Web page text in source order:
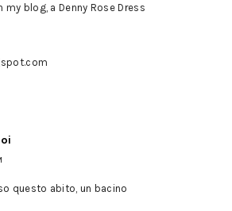
blog, a Denny Rose Dress
questo abito, un bacino